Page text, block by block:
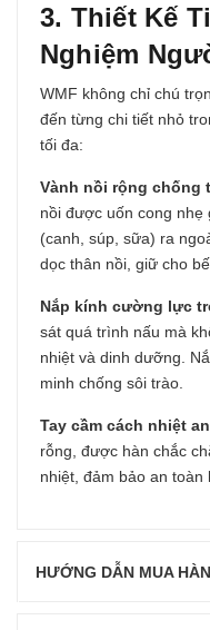
3. Thiết Kế
Nghiệm
WMF không chỉ chú
đến từng chi tiết nhỏ
tối đa:
Vành nồi rộng chống
nồi được uốn cong nhẹ
(canh, súp, sữa) ra
dọc thân nồi, giữ cho
Nắp kính cường lực
sát quá trình nấu mà
nhiệt và dinh dưỡng.
minh chống sôi trào.
Tay cầm cách nhiệt
rỗng, được hàn chắc
nhiệt, đảm bảo an toàn
HƯỚNG DẪN MUA